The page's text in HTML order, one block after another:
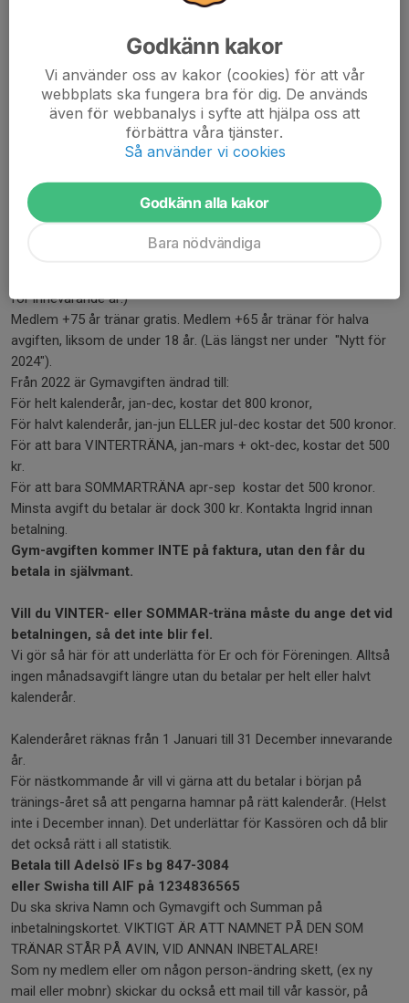
BOXSÄCKEN permanent.
Kontakta instruktören, via sms, och avtala tid för
Före eller efter introduktionen, men innan du börjar träna betalar
för innevarande år.)
Medlem +75 år tränar gratis. Medlem +65 år tränar för halva
avgiften, liksom de under 18 år. (Läs längst ner under "Nytt för
2024").
Från 2022 är Gymavgiften ändrad till:
För helt kalenderår, jan-dec, kostar det 800 kronor,
För halvt kalenderår, jan-jun ELLER jul-dec kostar det 500 kronor.
För att bara VINTERTRÄNA, jan-mars + okt-dec, kostar det 500
kr.
För att bara SOMMARTRÄNA apr-sep kostar det 500 kronor.
Minsta avgift du betalar är dock 300 kr. Kontakta Ingrid innan
betalning.
Gym-avgiften kommer INTE på faktura, utan den får du
betala in självmant.
Vill du VINTER- eller SOMMAR-träna måste du ange det vid
betalningen, så det inte blir fel.
Vi gör så här för att underlätta för Er och för Föreningen. Alltså
ingen månadsavgift längre utan du betalar per helt eller halvt
kalenderår.
Kalenderåret räknas från 1 Januari till 31 December innevarande
år.
För nästkommande år vill vi gärna att du betalar i början på
tränings-året så att pengarna hamnar på rätt kalenderår. (Helst
inte i December innan). Det underlättar för Kassören och då blir
det också rätt i all statistik.
Betala till Adelsö IFs bg 847-3084
eller Swisha till AIF på 1234836565
Du ska skriva Namn och Gymavgift och Summan på
inbetalningskortet. VIKTIGT ÄR ATT NAMNET PÅ DEN SOM
TRÄNAR STÅR PÅ AVIN, VID ANNAN INBETALARE!
Som ny medlem eller om någon person-ändring skett, (ex ny
mail eller mobnr) skickar du också ett mail till vår kassör, på
Godkänn kakor
Vi använder oss av kakor (cookies) för att vår
webbplats ska fungera bra för dig. De används
även för webbanalys i syfte att hjälpa oss att
förbättra våra tjänster.
Så använder vi cookies
Godkänn alla kakor
Bara nödvändiga